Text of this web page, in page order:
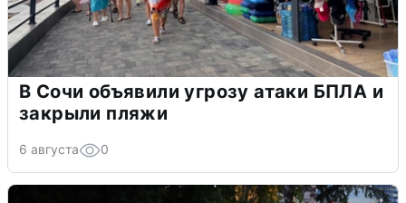
В Сочи объявили угрозу атаки БПЛА и
закрыли пляжи
6 августа 0